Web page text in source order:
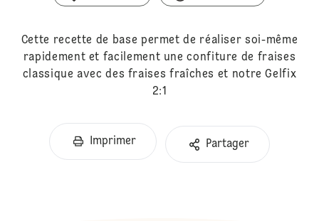
Cette recette de base permet de réaliser soi-même
rapidement et facilement une confiture de fraises
classique avec des fraises fraîches et notre Gelfix
2:1
Imprimer Partager